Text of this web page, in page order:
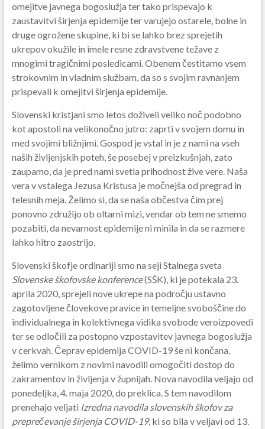
omejitve javnega bogoslužja ter tako prispevajo k
zaustavitvi širjenja epidemije ter varujejo ostarele, bolne in
druge ogrožene skupine, ki bi se lahko brez sprejetih
ukrepov okužile in imele resne zdravstvene težave z
mnogimi tragičnimi posledicami. Obenem čestitamo vsem
strokovnim in vladnim službam, da so s svojim ravnanjem
prispevali k omejitvi širjenja epidemije.
Slovenski kristjani smo letos doživeli veliko noč podobno
kot apostoli na velikonočno jutro: zaprti v svojem domu in
med svojimi bližnjimi. Gospod je vstal in je z nami na vseh
naših življenjskih poteh, še posebej v preizkušnjah, zato
zaupamo, da je pred nami svetla prihodnost žive vere. Naša
vera v vstalega Jezusa Kristusa je močnejša od pregrad in
telesnih meja. Želimo si, da se naša občestva čim prej
ponovno združijo ob oltarni mizi, vendar ob tem ne smemo
pozabiti, da nevarnost epidemije ni minila in da se razmere
lahko hitro zaostrijo.
Slovenski škofje ordinariji smo na seji Stalnega sveta
Slovenske škofovske konference(SŠK), ki je potekala 23.
aprila 2020, sprejeli nove ukrepe na področju ustavno
zagotovljene človekove pravice in temeljne svoboščine do
individualnega in kolektivnega vidika svobode veroizpovedi
ter se odločili za postopno vzpostavitev javnega bogoslužja
v cerkvah. Čeprav epidemija COVID-19 še ni končana,
želimo vernikom z novimi navodili omogočiti dostop do
zakramentov in življenja v župnijah. Nova navodila veljajo od
ponedeljka, 4. maja 2020, do preklica. S tem navodilom
prenehajo veljati Izredna navodila slovenskih škofov za
preprečevanje širjenja COVID-19,ki so bila v veljavi od 13.